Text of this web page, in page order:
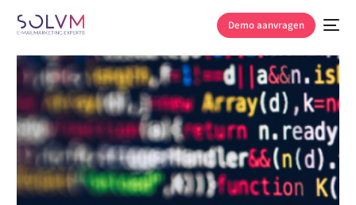
Demo aanvragen